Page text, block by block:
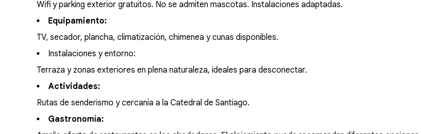
Wifi y parking exterior gratuitos. No se admiten mascotas. Instalaciones adaptadas.
Equipamiento:
TV, secador, plancha, climatización, chimenea y cunas disponibles.
Instalaciones y entorno:
Terraza y zonas exteriores en plena naturaleza, ideales para desconectar.
Actividades:
Rutas de senderismo y cercanía a la Catedral de Santiago.
Gastronomía: